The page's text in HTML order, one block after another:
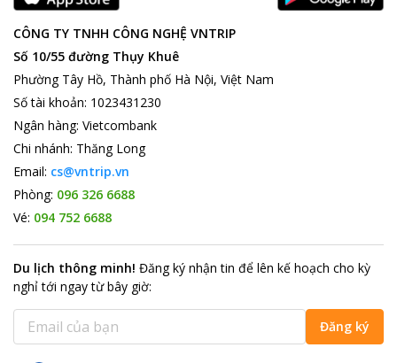
CÔNG TY TNHH CÔNG NGHỆ VNTRIP
Số 10/55 đường Thụy Khuê
Phường Tây Hồ, Thành phố Hà Nội, Việt Nam
Số tài khoản: 1023431230
Ngân hàng: Vietcombank
Chi nhánh: Thăng Long
Email: cs@vntrip.vn
Phòng: 096 326 6688
Vé: 094 752 6688
Du lịch thông minh! Đăng ký nhận tin để lên kế hoạch cho kỳ
nghỉ tới ngay từ bây giờ:
Đăng ký